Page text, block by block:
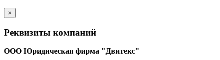
×
Реквизиты компаний
ООО Юридическая фирма "Двитекс"